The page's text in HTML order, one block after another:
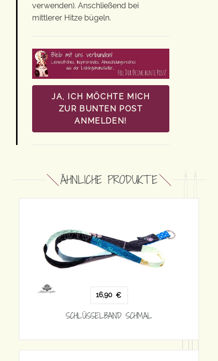
verwenden). Anschließend bei
mittlerer Hitze bügeln.
JA, ICH MÖCHTE MICH
ZUR BUNTEN POST
ANMELDEN!
ÄHNLICHE PRODUKTE